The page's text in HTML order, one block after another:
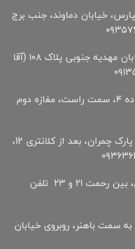
خیابان دماوند، جنب برج
: خیابان جی خیابان مهدیه جنوبی پلاک ۱۰۸ (آقا
: الهیه ۳۷، پاشازاده ۴، سمت راست، مغازه دوم
: بلوار چمران، بعد از پارک چمران، بعد از کلانتری 12،
: بلوار رحمت شرقی، بین رحمت ۲۱ و ۲۳ تلفن
سمت باهنر، روبروی خیابان